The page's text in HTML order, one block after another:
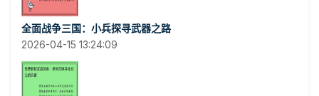
全面战争三国：小兵探寻武器之路
2026-04-15 13:24:09